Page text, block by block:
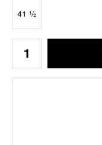
41 ½